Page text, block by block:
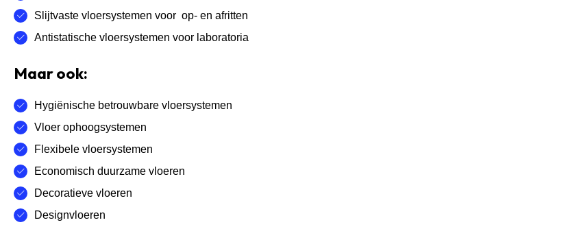
Slijtvaste vloersystemen voor op- en afritten
Antistatische vloersystemen voor laboratoria
Maar ook:
Hygiënische betrouwbare vloersystemen
Vloer ophoogsystemen
Flexibele vloersystemen
Economisch duurzame vloeren
Decoratieve vloeren
Designvloeren